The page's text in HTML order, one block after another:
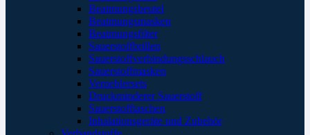
Beatmungsbeutel
Beatmungsmasken
Beatmungsfilter
Sauerstoffbrillen
Sauerstoffverbindungsschlauch
Sauerstoffmasken
Verneblersets
Druckminderer Sauerstoff
Sauerstofftaschen
Inhalationsgeräte und Zubehör